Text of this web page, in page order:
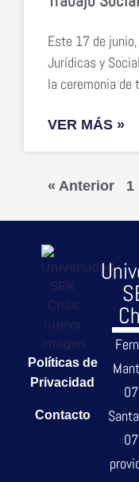
Este 17 de
Jurídicas y
la ceremonia de
VER MÁS »
« Anterior 1
Políticas de
Privacidad
Contacto